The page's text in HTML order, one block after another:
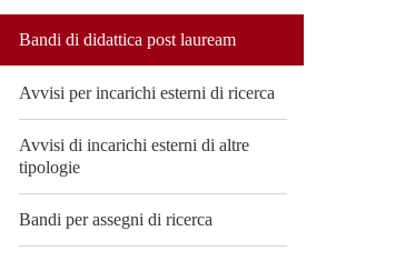
Bandi di didattica post lauream
Avvisi per incarichi esterni di ricerca
Avvisi di incarichi esterni di altre
tipologie
Bandi per assegni di ricerca